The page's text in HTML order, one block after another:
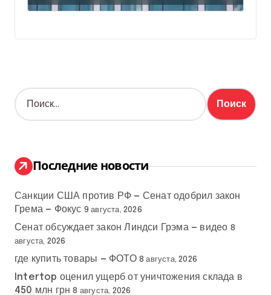
Н
а
:
Последние новости
Санкции США против РФ — Сенат одобрил закон
Грема — Фокус 9 августа, 2026
Сенат обсуждает закон Линдси Грэма — видео 8
августа, 2026
где купить товары — ФОТО 8 августа, 2026
Intertop оценил ущерб от уничтожения склада в
450 млн грн 8 августа, 2026